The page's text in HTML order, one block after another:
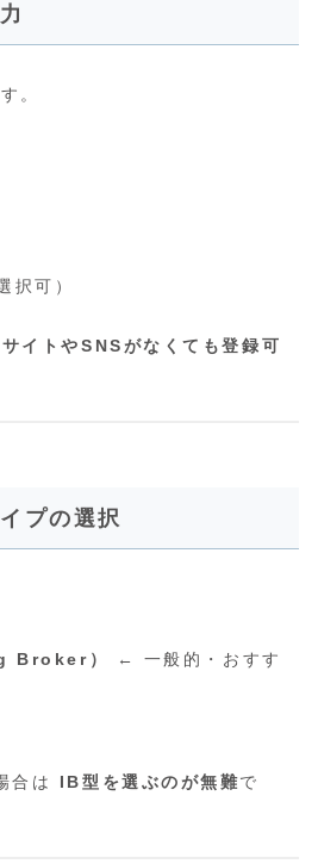
。
択可）
イトやSNSがなくても登録可
プの選択
Broker）
← 一般的・おすす
合は IB型を選ぶのが無難で